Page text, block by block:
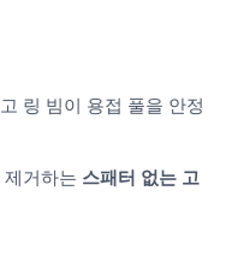
링 빔이 용접 풀을 안정
거하는 스패터 없는 고